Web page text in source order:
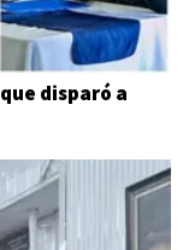
disparó a